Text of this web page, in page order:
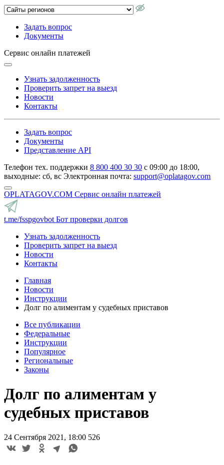
Задать вопрос
Документы
Сервис онлайн платежей
Узнать задолженность
Проверить запрет на выезд
Новости
Контакты
Задать вопрос
Документы
Представление API
Телефон тех. поддержки 8 800 400 30 30 с 09:00 до 18:00,
выходные: сб, вс Электронная почта: support@oplatagov.com
OPLATAGOV.COM Сервис онлайн платежей
t.me/fsspgovbot Бот проверки долгов
Узнать задолженность
Проверить запрет на выезд
Новости
Контакты
Главная
Новости
Инструкции
Долг по алиментам у судебных приставов
Все публикации
Федеральные
Инструкции
Популярное
Региональные
Законы
Долг по алиментам у
судебных приставов
24 Сентября 2021, 18:00 526